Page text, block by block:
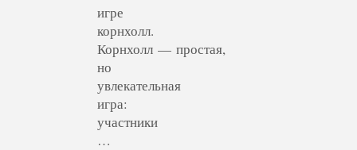
игре
корнхолл.
Корнхолл — простая,
но
увлекательная
игра:
участники
…